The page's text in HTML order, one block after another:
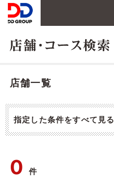
店舗一覧
指定した条件をすべて見る
0件